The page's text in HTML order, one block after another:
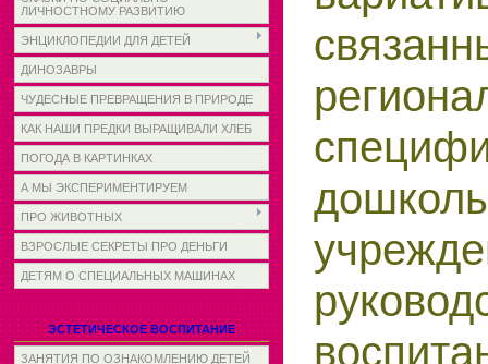
ЛИЧНОСТНОМУ РАЗВИТИЮ
ЭНЦИКЛОПЕДИИ ДЛЯ ДЕТЕЙ
ДИНОЗАВРЫ
ЧУДЕСНЫЕ ПРЕВРАЩЕНИЯ В ПРИРОДЕ
КАК НАШИ ПРЕДКИ ВЫРАЩИВАЛИ ХЛЕБ
ПОГОДА В КАРТИНКАХ
А МЫ ЭКСПЕРИМЕНТИРУЕМ
ПРО ЖИВОТНЫХ
ВЗРОСЛЫЕ СЕКРЕТЫ ПРО ДЕНЬГИ
ДЕТЯМ О СПЕЦИАЛЬНЫХ МАШИНАХ
ЭСТЕТИЧЕСКОЕ ВОСПИТАНИЕ
ЗАНЯТИЯ ПО ОЗНАКОМЛЕНИЮ ДЕТЕЙ